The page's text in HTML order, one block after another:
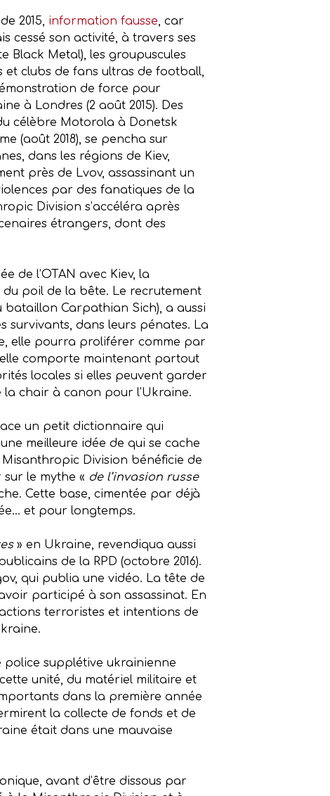
2015, information fausse, car
cessé son activité, à travers ses
Black Metal), les groupuscules
et clubs de fans ultras de football,
de force pour
à Londres (2 août 2015). Des
célèbre Motorola à Donetsk
(août 2018), se pencha sur
dans les régions de Kiev,
près de Lvov, assassinant un
par des fanatiques de la
Division s’accéléra après
étrangers, dont des
de l’OTAN avec Kiev, la
du poil de la bête. Le recrutement
Carpathian Sich), a aussi
survivants, dans leurs pénates. La
elle pourra proliférer comme par
comporte maintenant partout
locales si elles peuvent garder
chair à canon pour l’Ukraine.
un petit dictionnaire qui
meilleure idée de qui se cache
Division bénéficie de
le mythe « de l’invasion russe
Cette base, cimentée par déjà
et pour longtemps.
» en Ukraine, revendiqua aussi
de la RPD (octobre 2016).
qui publia une vidéo. La tête de
participé à son assassinat. En
terroristes et intentions de
police supplétive ukrainienne
unité, du matériel militaire et
dans la première année
la collecte de fonds et de
était dans une mauvaise
avant d’être dissous par